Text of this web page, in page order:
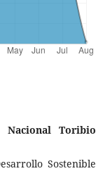
Nacional Toribio
Sostenible